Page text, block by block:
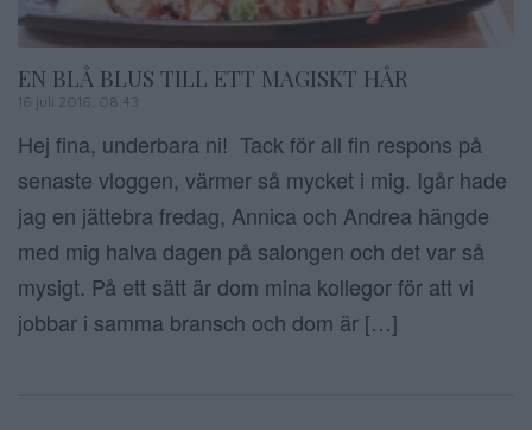
EN BLÅ BLUS TILL ETT MAGISKT HÅR
16 juli 2016, 08:43
Hej fina, underbara ni! Tack för all fin respons på
senaste vloggen, värmer så mycket i mig. Igår hade
jag en jättebra fredag, Annica och Andrea hängde
med mig halva dagen på salongen och det var så
mysigt. På ett sätt är dom mina kollegor för att vi
jobbar i samma bransch och dom är […]